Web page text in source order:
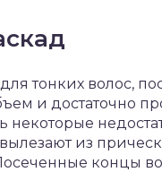
тонких волос,
и достаточно
некоторые
из
концы